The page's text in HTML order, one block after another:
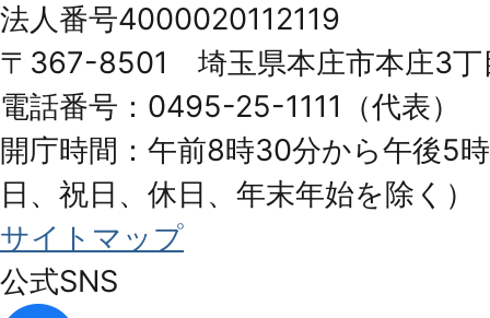
Honjo
City
法人番号4000020112119
〒367-8501 埼玉県本庄市本庄3丁
電話番号：0495-25-1111（代表）
開庁時間：午前8時30分から午後5
日、祝日、休日、年末年始を除く）
サイトマップ
公式SNS